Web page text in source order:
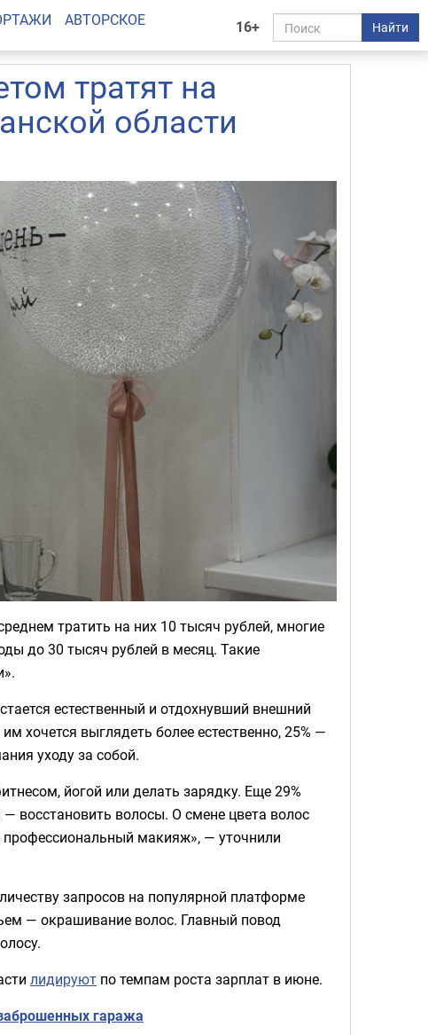
16+ Найти
АВТОРСКОЕ
тратят на
области
тратить на них 10 тысяч рублей, многие
до 30 тысяч рублей в месяц. Такие
естественный и отдохнувший внешний
хочется выглядеть более естественно, 25% —
уходу за собой.
йогой или делать зарядку. Еще 29%
восстановить волосы. О смене цвета волос
профессиональный макияж», — уточнили
запросов на популярной платформе
— окрашивание волос. Главный повод
лидируют по темпам роста зарплат в июне.
гаража